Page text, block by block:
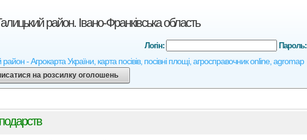
район. Івано-Франківська область
- Агрокарта України, карта посівів, посівні площі, агросправочник online, agromap
Логін: Пароль:
на розсилку оголошень